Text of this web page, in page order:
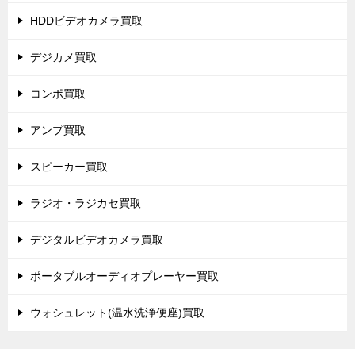
HDDビデオカメラ買取
デジカメ買取
コンポ買取
アンプ買取
スピーカー買取
ラジオ・ラジカセ買取
デジタルビデオカメラ買取
ポータブルオーディオプレーヤー買取
ウォシュレット(温水洗浄便座)買取